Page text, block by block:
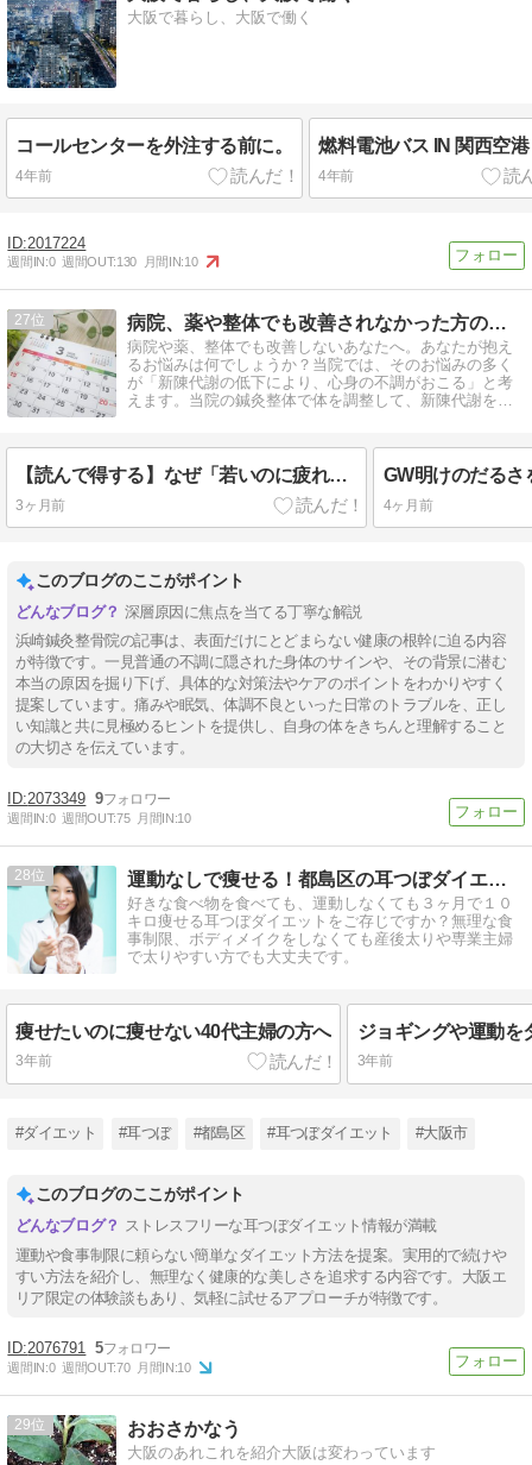
大阪で暮らし、大阪で働く
コールセンターを外注する前に。
4年前
燃料電池バス IN 関西空港
4年前
2017224
週間IN:0 週間OUT:130 月間IN:10
27 病院、薬や整体でも改善されなかった方のための健康報告書
病院や薬、整体でも改善しないあなたへ。あなたが抱え
るお悩みは何でしょうか？当院では、そのお悩みの多く
が「新陳代謝の低下により、心身の不調がおこる」と考
えます。当院の鍼灸整体で体を調整して、新陳代謝をあ
【読んで得する】なぜ「若いのに疲れる」のか——体の仕組みを知れば、対策が180度変わります
3ヶ月前 4ヶ月前
このブログのここがポイント
深層原因に焦点を当てる丁寧な解説
浜崎鍼灸整骨院の記事は、表面だけにとどまらない健康の根幹に迫る内容
が特徴です。一見普通の不調に隠された身体のサインや、その背景に潜む
本当の原因を掘り下げ、具体的な対策法やケアのポイントをわかりやすく
提案しています。痛みや眠気、体調不良といった日常のトラブルを、正し
い知識と共に見極めるヒントを提供し、自身の体をきちんと理解すること
の大切さを伝えています。
2073349 9
週間IN:0 週間OUT:75 月間IN:10
28 運動なしで痩せる！都島区の耳つぼダイエットサロン「すらっと」
好きな食べ物を食べても、運動しなくても３ヶ月で１０
キロ痩せる耳つぼダイエットをご存じですか？無理な食
事制限、ボディメイクをしなくても産後太りや専業主婦
で太りやすい方でも大丈夫です。
痩せたいのに痩せない40代主婦の方へ
3年前 3年前
#ダイエット #耳つぼ #都島区 #耳つぼダイエット #大阪市
このブログのここがポイント
ストレスフリーな耳つぼダイエット情報が満載
運動や食事制限に頼らない簡単なダイエット方法を提案。実用的で続けや
すい方法を紹介し、無理なく健康的な美しさを追求する内容です。大阪エ
リア限定の体験談もあり、気軽に試せるアプローチが特徴です。
2076791 5
週間IN:0 週間OUT:70 月間IN:10
29 おおさかなう
大阪のあれこれを紹介大阪は変わっています